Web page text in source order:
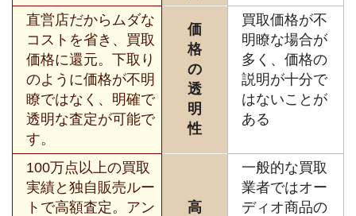
直営店だからムダな
コストを省き、買取
価格に還元。下取り
のように価格が不明
瞭ではなく、明確で
透明な査定が可能で
す。
価
格
の
透
明
性
買取価格が不
明瞭な場合が
多く、価格の
説明が十分で
はないことが
ある
100万点以上の買取
実績と独自販売ルー
トで高額査定。アン
高
一般的な買取
業者ではオー
ディオ商品の